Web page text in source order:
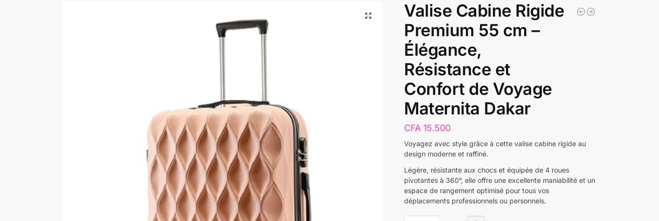
Valise Cabine Rigide
Premium 55 cm –
Élégance,
Résistance et
Confort de Voyage
Maternita Dakar
CFA 15.500
Voyagez avec style grâce à cette valise cabine rigide au
design moderne et raffiné.
Légère, résistante aux chocs et équipée de 4 roues
pivotantes à 360°, elle offre une excellente maniabilité et un
espace de rangement optimisé pour tous vos
déplacements professionnels ou personnels.